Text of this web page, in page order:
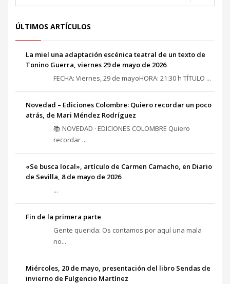
ÚLTIMOS ARTÍCULOS
La miel una adaptación escénica teatral de un texto de
Tonino Guerra, viernes 29 de mayo de 2026
FECHA: Viernes, 29 de mayoHORA: 21:30 h TÍTULO ...
Novedad – Ediciones Colombre: Quiero recordar un poco
atrás, de Mari Méndez Rodríguez
📚 NOVEDAD · EDICIONES COLOMBRE Quiero
recordar ...
«Se busca local», artículo de Carmen Camacho, en Diario
de Sevilla, 8 de mayo de 2026
...
Fin de la primera parte
Gente querida: Os contamos por aquí una mala
no...
Miércoles, 20 de mayo, presentación del libro Sendas de
invierno de Fulgencio Martínez